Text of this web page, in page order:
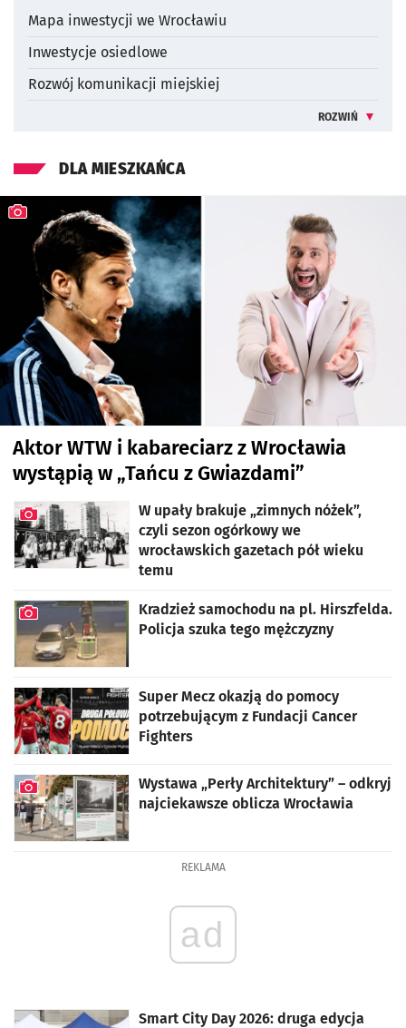
Mapa inwestycji we Wrocławiu
Inwestycje osiedlowe
Rozwój komunikacji miejskiej
ROZWIŃ
DLA MIESZKAŃCA
Aktor WTW i kabareciarz z Wrocławia
wystąpią w „Tańcu z Gwiazdami”
W upały brakuje „zimnych nóżek”,
czyli sezon ogórkowy we
wrocławskich gazetach pół wieku
temu
Kradzież samochodu na pl. Hirszfelda.
Policja szuka tego mężczyzny
Super Mecz okazją do pomocy
potrzebującym z Fundacji Cancer
Fighters
Wystawa „Perły Architektury” – odkryj
najciekawsze oblicza Wrocławia
REKLAMA
ad
Smart City Day 2026: druga edycja